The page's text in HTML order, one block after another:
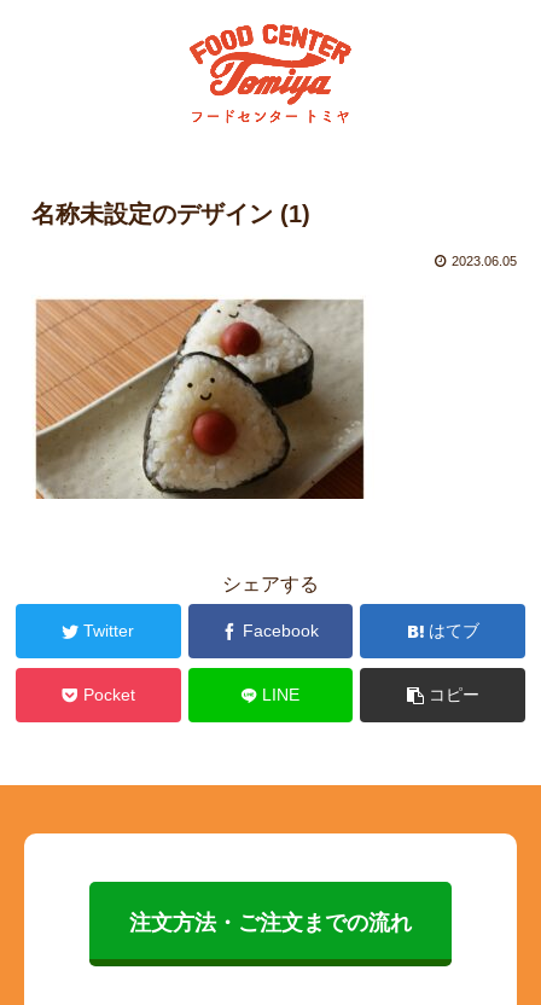
名称未設定のデザイン (1)
2023.06.05
シェアする
Twitter Facebook はてブ
Pocket LINE コピー
注文方法・ご注文までの流れ